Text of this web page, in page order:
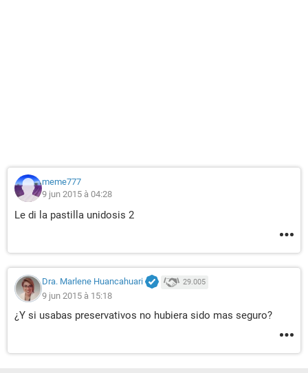
meme777
9 jun 2015 à 04:28
Le di la pastilla unidosis 2
Dra. Marlene Huancahuari 29.005
9 jun 2015 à 15:18
¿Y si usabas preservativos no hubiera sido mas seguro?